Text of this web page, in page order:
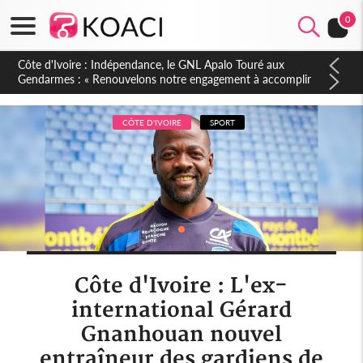
0
Sierra Leone : Un projet de réforme constitutionnelle en
gestation, points clés des amendements, un exclu d'avance
CÔTE D'IVOIRE SPORT
Côte d'Ivoire : L'ex-
international Gérard
Gnanhouan nouvel